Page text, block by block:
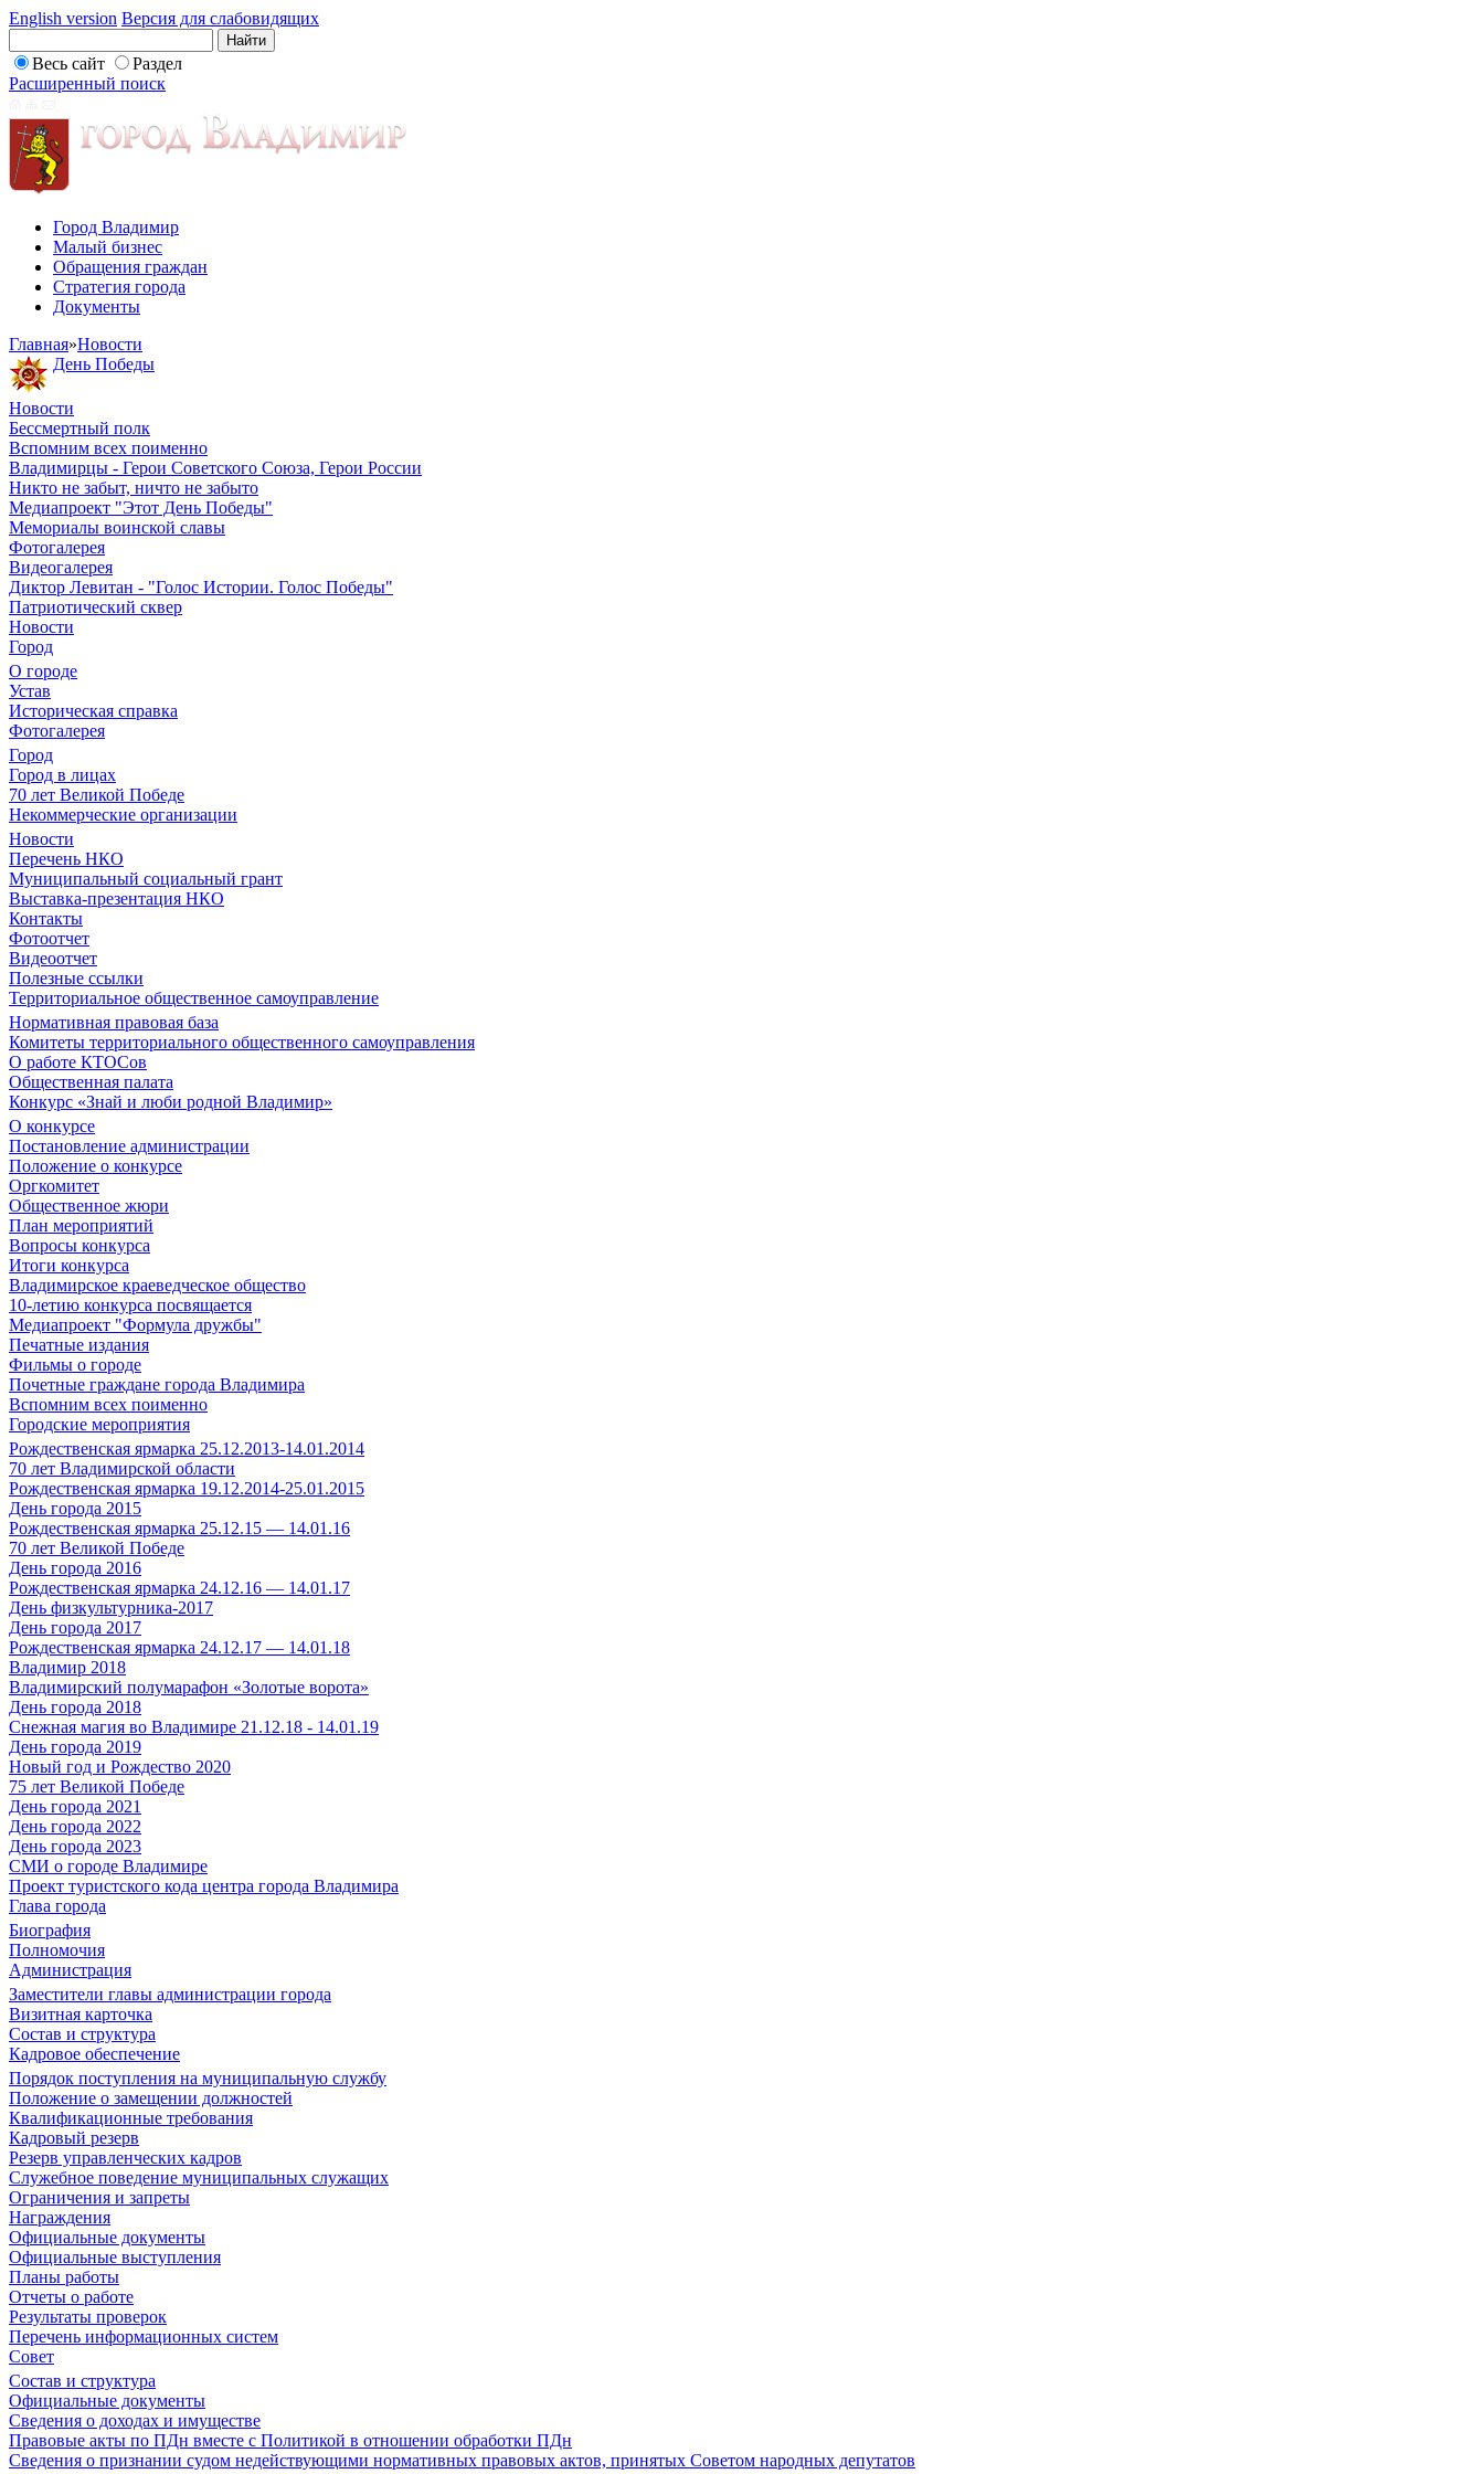
English version Версия для слабовидящих
Весь сайт
Раздел
Расширенный поиск
Город Владимир
Малый бизнес
Обращения граждан
Стратегия города
Документы
Главная»Новости
День Победы
Новости
Бессмертный полк
Вспомним всех поименно
Владимирцы - Герои Советского Союза, Герои России
Никто не забыт, ничто не забыто
Медиапроект "Этот День Победы"
Мемориалы воинской славы
Фотогалерея
Видеогалерея
Диктор Левитан - "Голос Истории. Голос Победы"
Патриотический сквер
Новости
Город
О городе
Устав
Историческая справка
Фотогалерея
Город
Город в лицах
70 лет Великой Победе
Некоммерческие организации
Новости
Перечень НКО
Муниципальный социальный грант
Выставка-презентация НКО
Контакты
Фотоотчет
Видеоотчет
Полезные ссылки
Территориальное общественное самоуправление
Нормативная правовая база
Комитеты территориального общественного самоуправления
О работе КТОСов
Общественная палата
Конкурс «Знай и люби родной Владимир»
О конкурсе
Постановление администрации
Положение о конкурсе
Оргкомитет
Общественное жюри
План мероприятий
Вопросы конкурса
Итоги конкурса
Владимирское краеведческое общество
10-летию конкурса посвящается
Медиапроект "Формула дружбы"
Печатные издания
Фильмы о городе
Почетные граждане города Владимира
Вспомним всех поименно
Городские мероприятия
Рождественская ярмарка 25.12.2013-14.01.2014
70 лет Владимирской области
Рождественская ярмарка 19.12.2014-25.01.2015
День города 2015
Рождественская ярмарка 25.12.15 — 14.01.16
70 лет Великой Победе
День города 2016
Рождественская ярмарка 24.12.16 — 14.01.17
День физкультурника-2017
День города 2017
Рождественская ярмарка 24.12.17 — 14.01.18
Владимир 2018
Владимирский полумарафон «Золотые ворота»
День города 2018
Снежная магия во Владимире 21.12.18 - 14.01.19
День города 2019
Новый год и Рождество 2020
75 лет Великой Победе
День города 2021
День города 2022
День города 2023
СМИ о городе Владимире
Проект туристского кода центра города Владимира
Глава города
Биография
Полномочия
Администрация
Заместители главы администрации города
Визитная карточка
Состав и структура
Кадровое обеспечение
Порядок поступления на муниципальную службу
Положение о замещении должностей
Квалификационные требования
Кадровый резерв
Резерв управленческих кадров
Служебное поведение муниципальных служащих
Ограничения и запреты
Награждения
Официальные документы
Официальные выступления
Планы работы
Отчеты о работе
Результаты проверок
Перечень информационных систем
Совет
Состав и структура
Официальные документы
Сведения о доходах и имуществе
Правовые акты по ПДн вместе с Политикой в отношении обработки ПДн
Сведения о признании судом недействующими нормативных правовых актов, принятых Советом народных депутатов